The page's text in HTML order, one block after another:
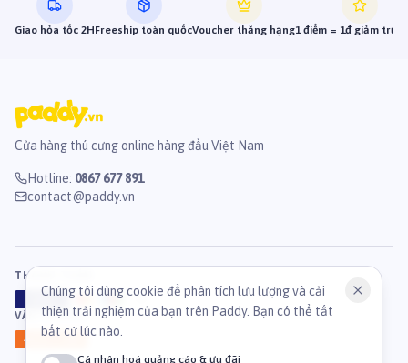
Giao hỏa tốc 2HFreeship toàn quốcVoucher thăng hạng1 điểm = 1đ giảm trực
Cửa hàng thú cưng online hàng đầu Việt Nam
Hotline: 0867 677 891
contact@paddy.vn
THANH TOÁN
B
VẬN CHUYỂN
Ahamove
Chúng tôi dùng cookie để phân tích lưu lượng và cải
thiện trải nghiệm của bạn trên Paddy. Bạn có thể tắt
bất cứ lúc nào.
Cá nhân hoá quảng cáo & ưu đãi